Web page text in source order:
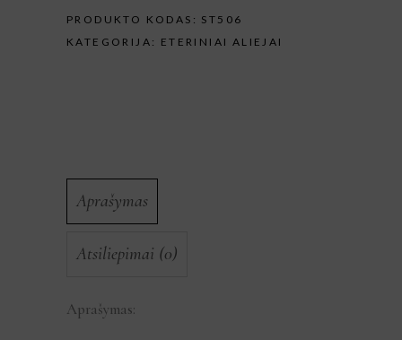
PRODUKTO KODAS: ST506
KATEGORIJA: ETERINIAI ALIEJAI
Aprašymas
Atsiliepimai (0)
Aprašymas: